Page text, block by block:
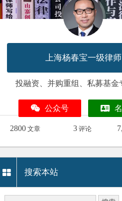
上海杨春宝一级律师
投融资、并购重组、私募基金
公众号
2800 文章 3 评论
搜索本站